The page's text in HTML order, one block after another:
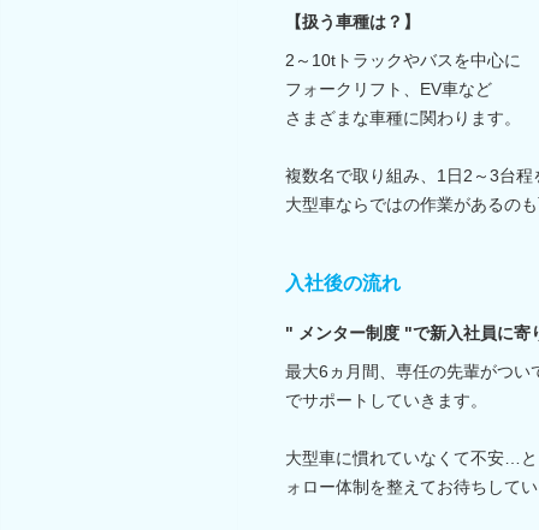
【扱う車種は？】
2～10tトラックやバスを中心に
フォークリフト、EV車など
さまざまな車種に関わります。
複数名で取り組み、1日2～3台程
大型車ならではの作業があるの
入社後の流れ
" メンター制度 "で新入社員に
最大6ヵ月間、専任の先輩がつ
でサポートしていきます。
大型車に慣れていなくて不安…
ォロー体制を整えてお待ちして